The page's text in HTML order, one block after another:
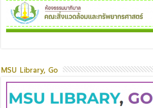
MSU Library, Go